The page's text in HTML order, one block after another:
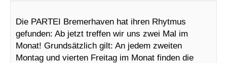
Die PARTEI Bremerhaven hat ihren Rhytmus
gefunden: Ab jetzt treffen wir uns zwei Mal im
Monat! Grundsätzlich gilt: An jedem zweiten
Montag und vierten Freitag im Monat finden die